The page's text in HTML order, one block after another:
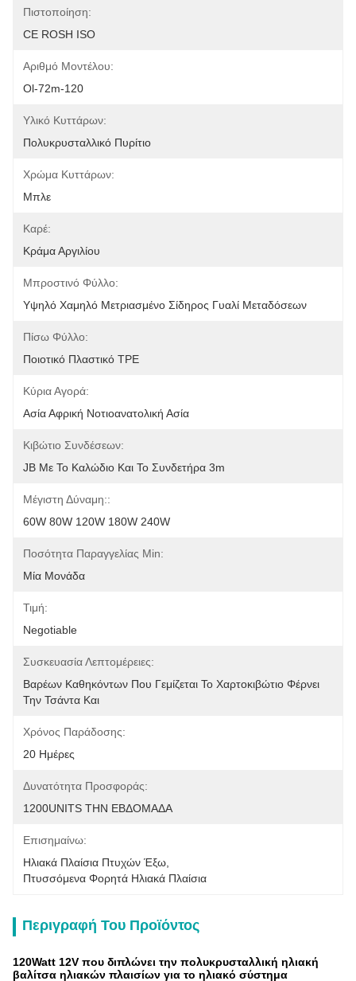
Πιστοποίηση:
CE ROSH ISO
Αριθμό Μοντέλου:
Ol-72m-120
Υλικό Κυττάρων:
Πολυκρυσταλλικό Πυρίτιο
Χρώμα Κυττάρων:
Μπλε
Καρέ:
Κράμα Αργιλίου
Μπροστινό Φύλλο:
Υψηλό Χαμηλό Μετριασμένο Σίδηρος Γυαλί Μεταδόσεων
Πίσω Φύλλο:
Ποιοτικό Πλαστικό TPE
Κύρια Αγορά:
Ασία Αφρική Νοτιοανατολική Ασία
Κιβώτιο Συνδέσεων:
JB Με Το Καλώδιο Και Το Συνδετήρα 3m
Μέγιστη Δύναμη::
60W 80W 120W 180W 240W
Ποσότητα Παραγγελίας Min:
Μία Μονάδα
Τιμή:
Negotiable
Συσκευασία Λεπτομέρειες:
Βαρέων Καθηκόντων Που Γεμίζεται Το Χαρτοκιβώτιο Φέρνει
Την Τσάντα Και
Χρόνος Παράδοσης:
20 Ημέρες
Δυνατότητα Προσφοράς:
1200UNITS ΤΗΝ ΕΒΔΟΜΑΔΑ
Επισημαίνω:
Ηλιακά Πλαίσια Πτυχών Έξω
Πτυσσόμενα Φορητά Ηλιακά Πλαίσια
Περιγραφή Του Προϊόντος
120Watt 12V που διπλώνει την πολυκρυσταλλική ηλιακή
βαλίτσα ηλιακών πλαισίων για το ηλιακό σύστημα